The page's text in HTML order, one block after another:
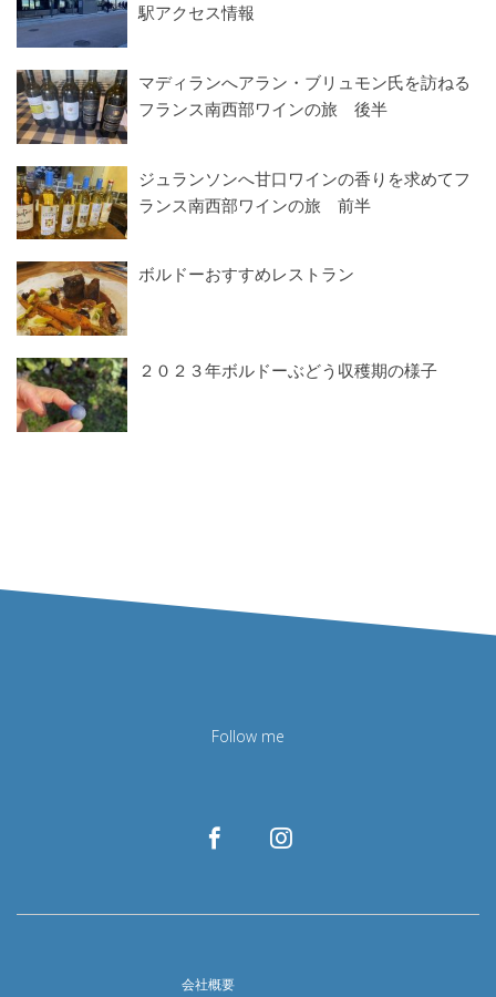
駅アクセス情報
マディランへアラン・ブリュモン氏を訪ねる
フランス南西部ワインの旅 後半
ジュランソンへ甘口ワインの香りを求めてフ
ランス南西部ワインの旅 前半
ボルドーおすすめレストラン
２０２３年ボルドーぶどう収穫期の様子
Follow me
会社概要